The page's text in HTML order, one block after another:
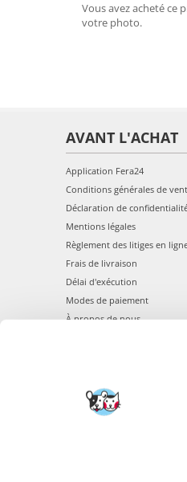
Vous avez acheté ce
votre photo.
AVANT L'ACHAT
Application Fera24
Conditions générales de
Déclaration de
Mentions légales
Règlement des litiges en
Frais de livraison
Délai d'exécution
Modes de paiement
À propos de nous